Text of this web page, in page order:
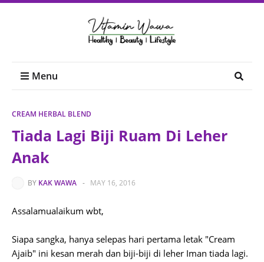
Menu
CREAM HERBAL BLEND
Tiada Lagi Biji Ruam Di Leher
Anak
BY KAK WAWA - MAY 16, 2016
Assalamualaikum wbt,
Siapa sangka, hanya selepas hari pertama letak "Cream
Ajaib" ini kesan merah dan biji-biji di leher Iman tiada lagi.